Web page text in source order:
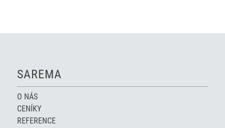
SAREMA
O NÁS
CENÍKY
REFERENCE